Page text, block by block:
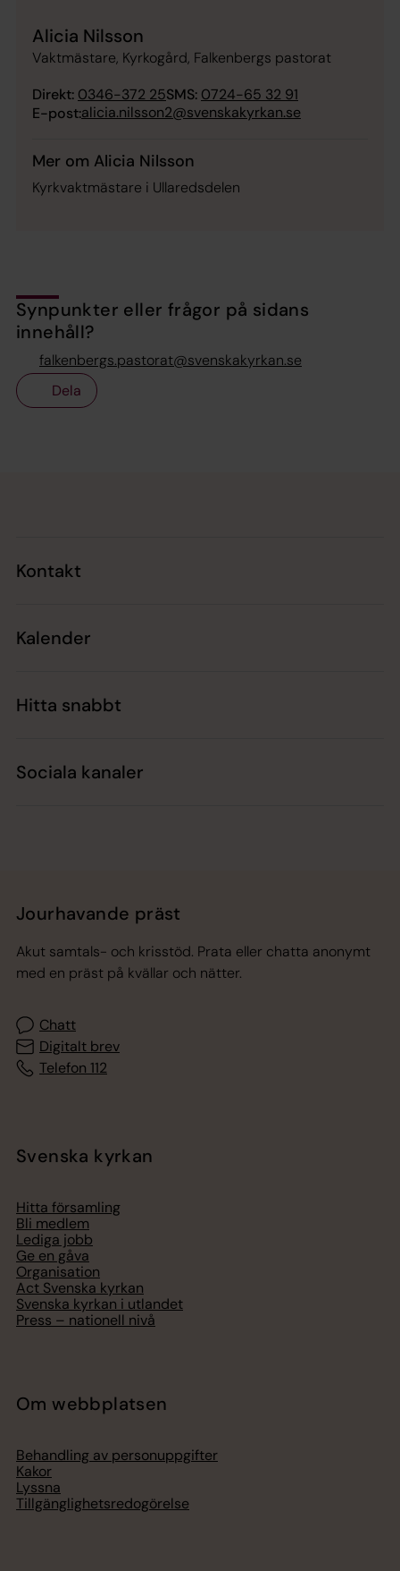
Alicia Nilsson
Vaktmästare, Kyrkogård, Falkenbergs pastorat
Direkt: 0346-372 25SMS: 0724-65 32 91
E-post:alicia.nilsson2@svenskakyrkan.se
Mer om Alicia Nilsson
Kyrkvaktmästare i Ullaredsdelen
Synpunkter eller frågor på sidans
innehåll?
falkenbergs.pastorat@svenskakyrkan.se
Dela
Kontakt
Kalender
Hitta snabbt
Sociala kanaler
Jourhavande präst
Akut samtals- och krisstöd. Prata eller chatta anonymt
med en präst på kvällar och nätter.
Chatt
Digitalt brev
Telefon 112
Svenska kyrkan
Hitta församling
Bli medlem
Lediga jobb
Ge en gåva
Organisation
Act Svenska kyrkan
Svenska kyrkan i utlandet
Press – nationell nivå
Om webbplatsen
Behandling av personuppgifter
Kakor
Lyssna
Tillgänglighetsredogörelse